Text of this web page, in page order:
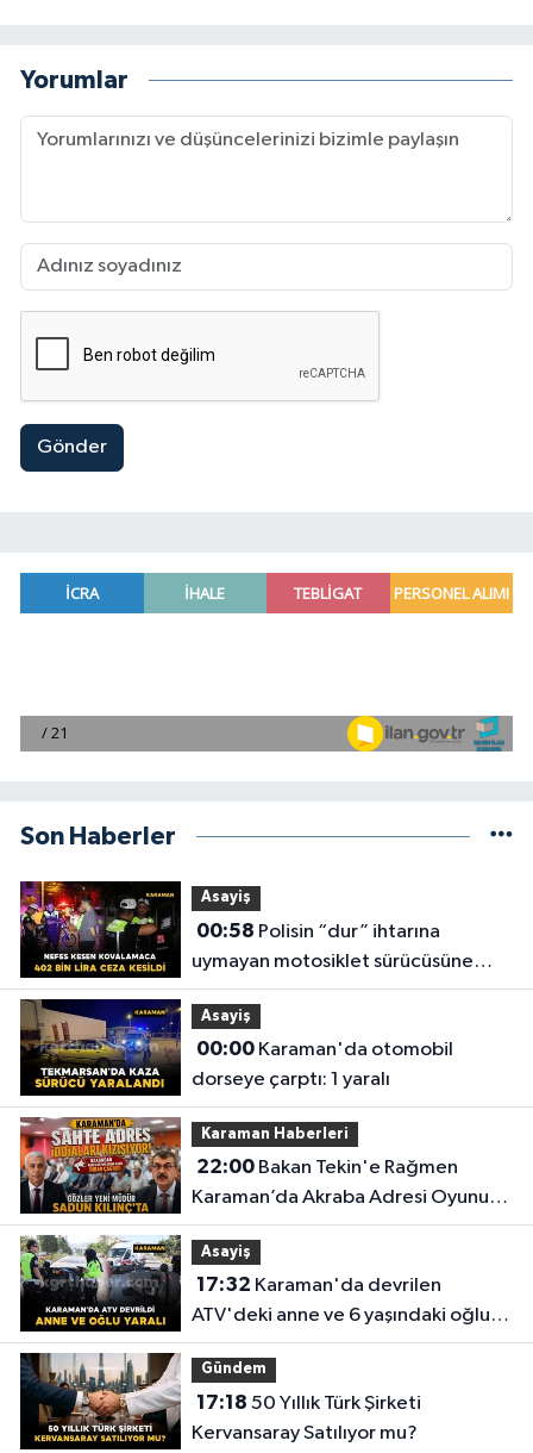
Yorumlar
Gönder
Son Haberler
Asayiş
00:58
uymayan motosiklet sürücüsüne
402 bin lira ceza kesildi
Asayiş
00:00Karaman'da otomobil
dorseye çarptı: 1 yaralı
Karaman Haberleri
22:00Bakan Tekin'e Rağmen
Karaman’da Akraba Adresi Oyununa
Müdür Dur Diyecek mi?
Asayiş
17:32
ATV'deki anne ve 6 yaşındaki oğlu
yaralandı
Gündem
17:18
Kervansaray Satılıyor mu?